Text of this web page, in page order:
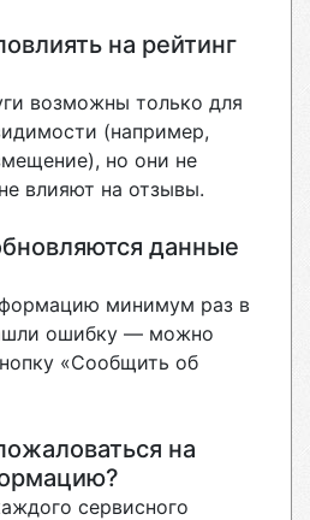
на рейтинг
возможны только для
(например,
но они не
влияют на отзывы.
данные
минимум раз в
ошибку — можно
«Сообщить об
на
сервисного